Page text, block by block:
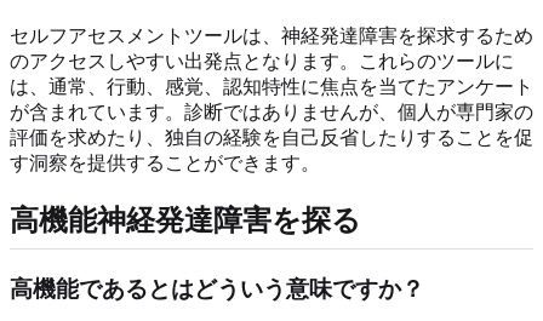
セルフアセスメントツールは、神経発達障害を探求するため
のアクセスしやすい出発点となります。これらのツールに
は、通常、行動、感覚、認知特性に焦点を当てたアンケート
が含まれています。診断ではありませんが、個人が専門家の
評価を求めたり、独自の経験を自己反省したりすることを促
す洞察を提供することができます。
高機能神経発達障害を探る
高機能であるとはどういう意味ですか？